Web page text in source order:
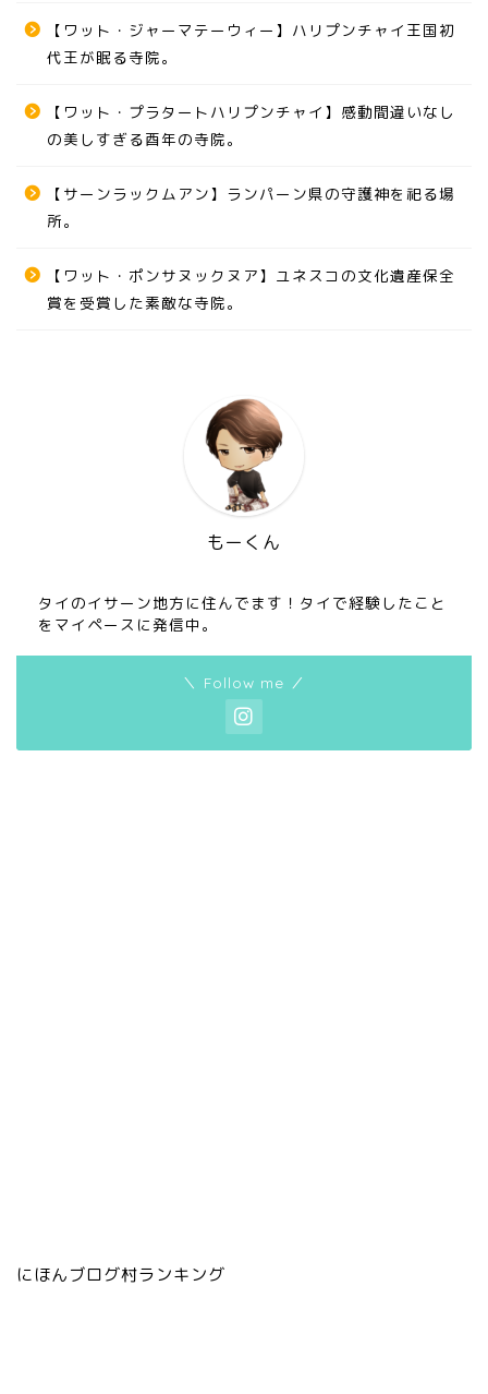
【ワット・ジャーマテーウィー】ハリプンチャイ王国初
代王が眠る寺院。
【ワット・プラタートハリプンチャイ】感動間違いなし
の美しすぎる酉年の寺院。
【サーンラックムアン】ランパーン県の守護神を祀る場
所。
【ワット・ポンサヌックヌア】ユネスコの文化遺産保全
賞を受賞した素敵な寺院。
もーくん
タイのイサーン地方に住んでます！タイで経験したこと
をマイペースに発信中。
＼ Follow me ／
にほんブログ村ランキング